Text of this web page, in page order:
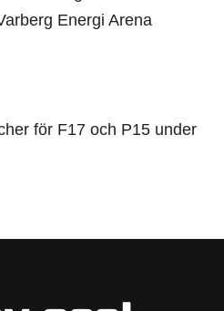
Energi Arena
för F17 och P15 under